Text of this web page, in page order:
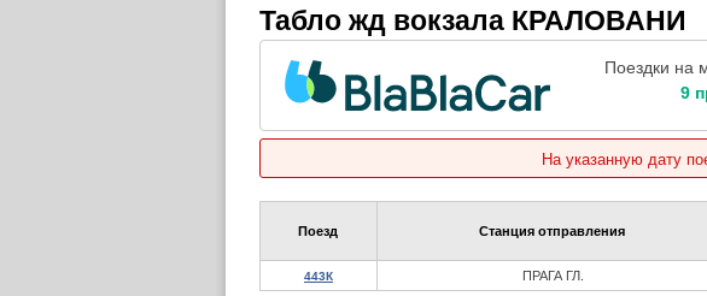
Табло жд вокзала КРАЛОВАНИ
Поездки на
9
На указанную дату
Поезд Станция отправления
443К ПРАГА ГЛ.